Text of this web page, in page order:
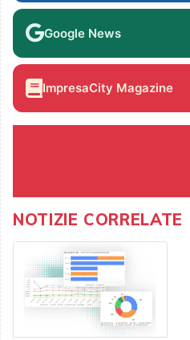
Google News
ImpresaCity Magazine
NOTIZIE CORRELATE